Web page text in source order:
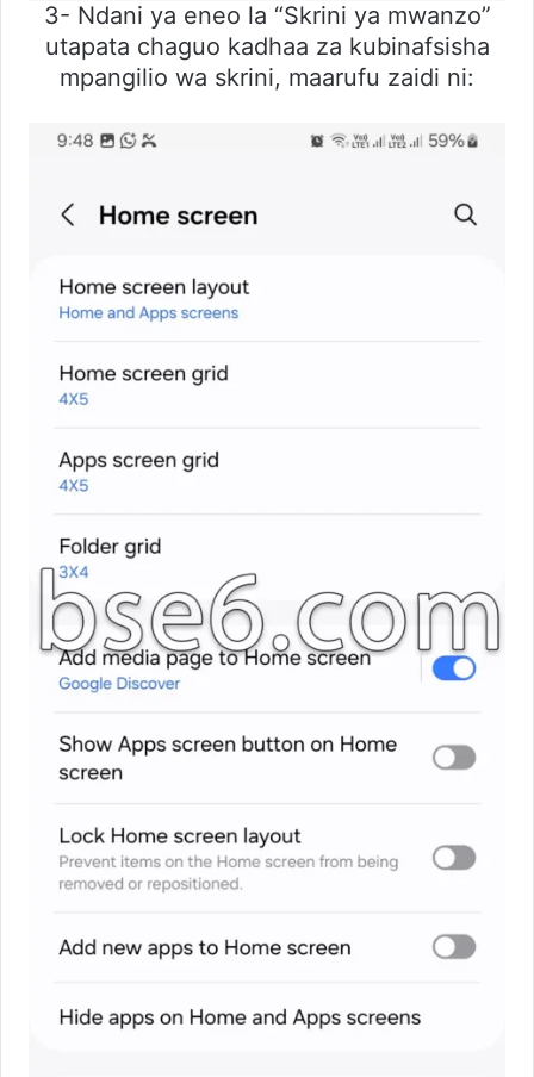
3- Ndani ya eneo la “Skrini ya mwanzo”
utapata chaguo kadhaa za kubinafsisha
mpangilio wa skrini, maarufu zaidi ni: